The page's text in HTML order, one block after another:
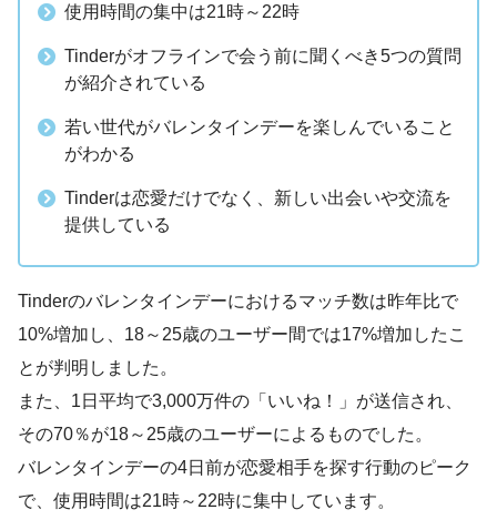
使用時間の集中は21時～22時
Tinderがオフラインで会う前に聞くべき5つの質問
が紹介されている
若い世代がバレンタインデーを楽しんでいること
がわかる
Tinderは恋愛だけでなく、新しい出会いや交流を
提供している
Tinderのバレンタインデーにおけるマッチ数は昨年比で
10%増加し、18～25歳のユーザー間では17%増加したこ
とが判明しました。
また、1日平均で3,000万件の「いいね！」が送信され、
その70％が18～25歳のユーザーによるものでした。
バレンタインデーの4日前が恋愛相手を探す行動のピーク
で、使用時間は21時～22時に集中しています。